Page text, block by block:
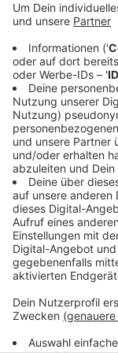
Feuerwehr im
Am Mittag war
ausgetreten.
werden,
Leitungen auf
Verletzt wurde
während des
Anzeige
Anzeige